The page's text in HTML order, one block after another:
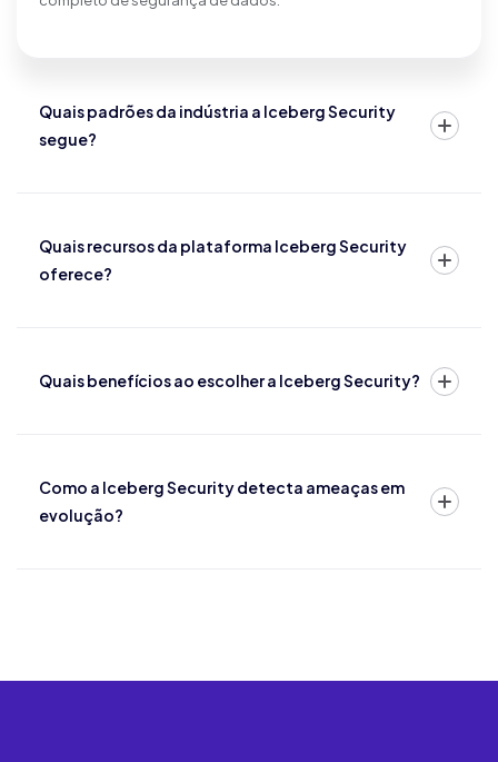
Quais padrões da indústria a Iceberg Security
segue?
Quais recursos da plataforma Iceberg Security
oferece?
Quais benefícios ao escolher a Iceberg Security?
Como a Iceberg Security detecta ameaças em
evolução?